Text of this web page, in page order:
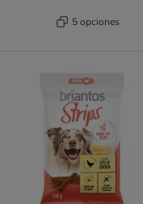
5 opciones